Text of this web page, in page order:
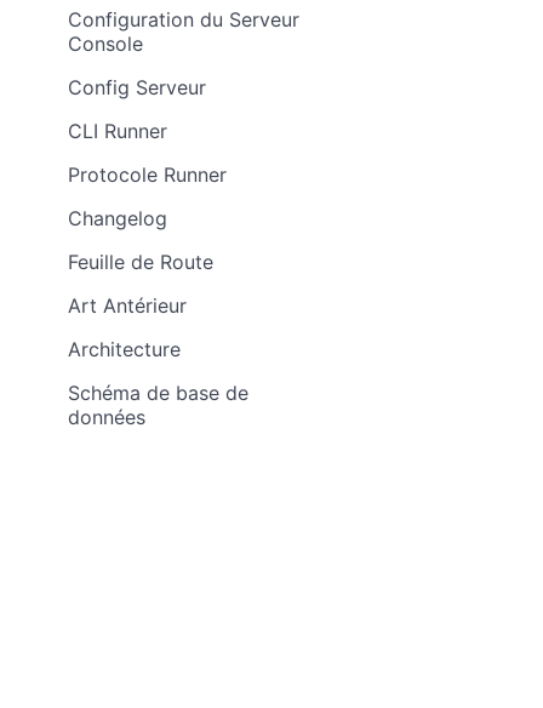
Configuration du Serveur
Console
Config Serveur
CLI Runner
Protocole Runner
Changelog
Feuille de Route
Art Antérieur
Architecture
Schéma de base de
données